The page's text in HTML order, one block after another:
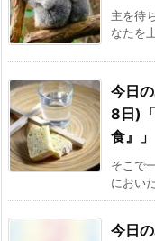
主を待
なたを
今日
8日)
食』」
そこで
におい
今日